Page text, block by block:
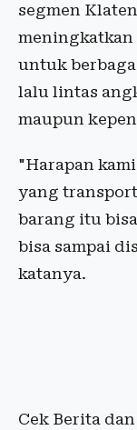
segmen
untuk
lalu lintas
maupun
"Harapan
yang
barang itu
bisa sampai
katanya.
Cek Berita